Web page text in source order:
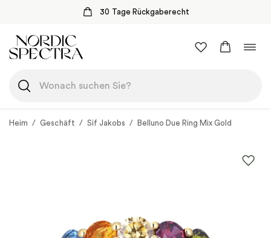
30 Tage Rückgaberecht
Inhalt
springen
Heim / Geschäft / Sif Jakobs / Belluno Due Ring Mix Gold